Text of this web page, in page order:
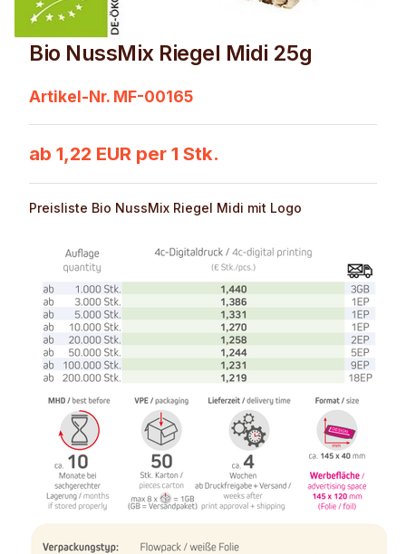
Bio NussMix Riegel Midi 25g
Artikel-Nr. MF-00165
ab 1,22 EUR per 1 Stk.
Preisliste Bio NussMix Riegel Midi mit Logo